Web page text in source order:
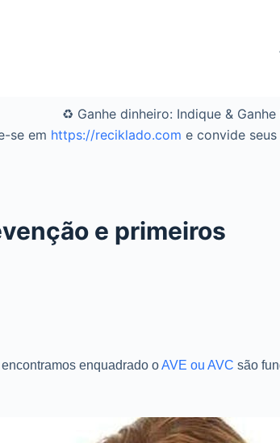
♻️ Ganhe dinheiro: Indique & Ganhe
se em https://reciklado.com e convide
e primeiros
enquadrado oAVE ou AVC são